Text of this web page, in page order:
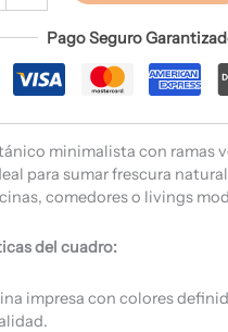
Pago Seguro
minimalista con ramas
para sumar frescura
comedores o livings
del cuadro:
impresa con colores